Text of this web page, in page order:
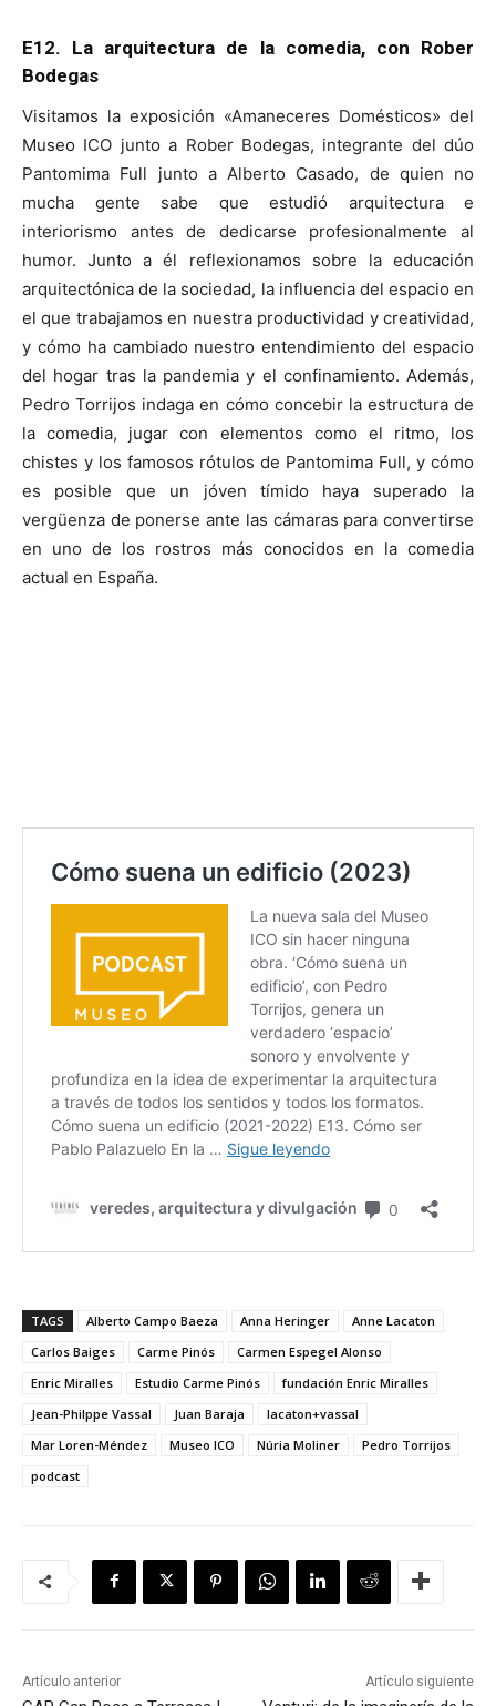
E12. La arquitectura de la comedia, con Rober
Bodegas
Visitamos la exposición «Amaneceres Domésticos» del
Museo ICO junto a Rober Bodegas, integrante del dúo
Pantomima Full junto a Alberto Casado, de quien no
mucha gente sabe que estudió arquitectura e
interiorismo antes de dedicarse profesionalmente al
humor. Junto a él reflexionamos sobre la educación
arquitectónica de la sociedad, la influencia del espacio en
el que trabajamos en nuestra productividad y creatividad,
y cómo ha cambiado nuestro entendimiento del espacio
del hogar tras la pandemia y el confinamiento. Además,
Pedro Torrijos indaga en cómo concebir la estructura de
la comedia, jugar con elementos como el ritmo, los
chistes y los famosos rótulos de Pantomima Full, y cómo
es posible que un jóven tímido haya superado la
vergüenza de ponerse ante las cámaras para convertirse
en uno de los rostros más conocidos en la comedia
actual en España.
TAGS Alberto Campo Baeza Anna Heringer
Anne Lacaton
Carlos Baiges
Carme Pinós
Carmen Espegel Alonso
Enric Miralles
Estudio Carme Pinós
fundación Enric Miralles
Jean-Philppe Vassal
Juan Baraja
lacaton+vassal
Mar Loren-Méndez
Museo ICO Núria Moliner
Pedro Torrijos
podcast
Artículo anterior Artículo siguiente